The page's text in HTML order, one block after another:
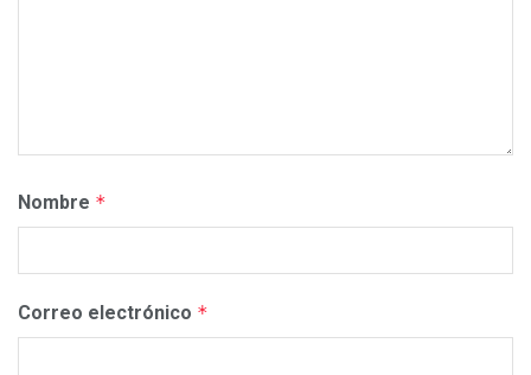
Nombre *
Correo electrónico *